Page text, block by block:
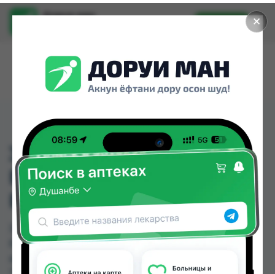
✕
Доруи ман
Установить
304 КАРАНДАШ ДЛЯ
БРОВЕЙ GR DREAM
EYEBROW 1.6ГР
304 КАРАНДАШ ДЛЯ БРОВЕЙ GR DREAM
EYEBROW 1.6ГР можно купить или заказать в